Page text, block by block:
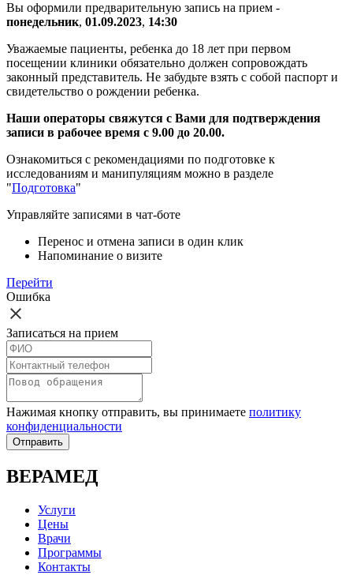
Вы оформили предварительную запись на прием -
понедельник, 01.09.2023, 14:30
Уважаемые пациенты, ребенка до 18 лет при первом
посещении клиники обязательно должен сопровождать
законный представитель. Не забудьте взять с собой паспорт и
свидетельство о рождении ребенка.
Наши операторы свяжутся с Вами для подтверждения
записи в рабочее время с 9.00 до 20.00.
Ознакомиться с рекомендациями по подготовке к
исследованиям и манипуляциям можно в разделе
"Подготовка"
Управляйте записями в чат-боте
Перенос и отмена записи в один клик
Напоминание о визите
Перейти
Ошибка
Записаться на прием
Нажимая кнопку отправить, вы принимаете политику
конфиденциальности
Отправить
ВЕРАМЕД
Услуги
Цены
Врачи
Программы
Контакты